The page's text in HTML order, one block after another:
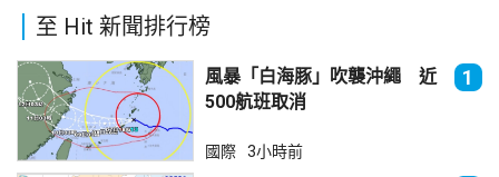
至 Hit 新聞排行榜
風暴「白海豚」吹襲沖繩 近
500航班取消
1
國際 3小時前